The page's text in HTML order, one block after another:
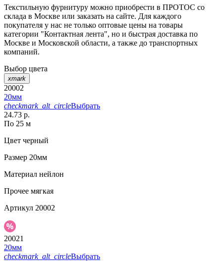
Текстильную фурнитуру можно приобрести в ПРОТОС со
склада в Москве или заказать на сайте. Для каждого
покупателя у нас не только оптовые цены на товары
категории "Контактная лента", но и быстрая доставка по
Москве и Московской области, а также до транспортных
компаний.
Выбор цвета
xmark
20002
20мм
checkmark_alt_circleВыбрать
24.73 р.
По 25 м
Цвет черный
Размер 20мм
Материал нейлон
Прочее мягкая
Артикул 20002
20021
20мм
checkmark_alt_circleВыбрать